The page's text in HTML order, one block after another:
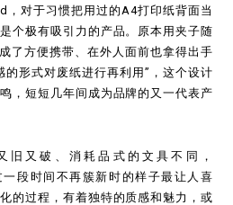
，对于习惯把用过的A4打印纸背面当
个极有吸引力的产品。原本用夹子随
了方便携带、在外人面前也拿得出手
的形式对废纸进行再利用”，这个设计
，短短几年间成为品牌的又一代表产
旧又破、消耗品式的文具不同，
一段时间不再簇新时的样子最让人喜
的过程，有着独特的质感和魅力，或